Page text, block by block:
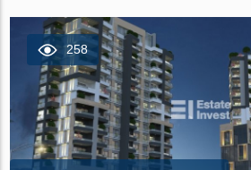
258